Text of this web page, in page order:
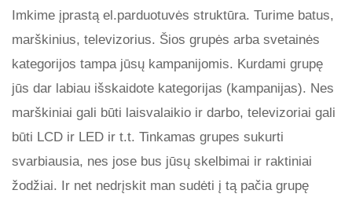
Imkime įprastą el.parduotuvės struktūra. Turime batus,
marškinius, televizorius. Šios grupės arba svetainės
kategorijos tampa jūsų kampanijomis. Kurdami grupę
jūs dar labiau išskaidote kategorijas (kampanijas). Nes
marškiniai gali būti laisvalaikio ir darbo, televizoriai gali
būti LCD ir LED ir t.t. Tinkamas grupes sukurti
svarbiausia, nes jose bus jūsų skelbimai ir raktiniai
žodžiai. Ir net nedrįskit man sudėti į tą pačia grupę